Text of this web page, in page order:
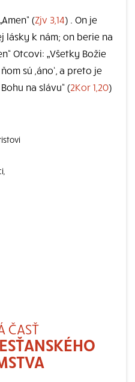
(Zjv 3,14) . On je
lásky k nám; on berie na
Otcovi: „Všetky Božie
sú ,áno‘, a preto je
na slávu“ (2Kor 1,20)
ČASŤ